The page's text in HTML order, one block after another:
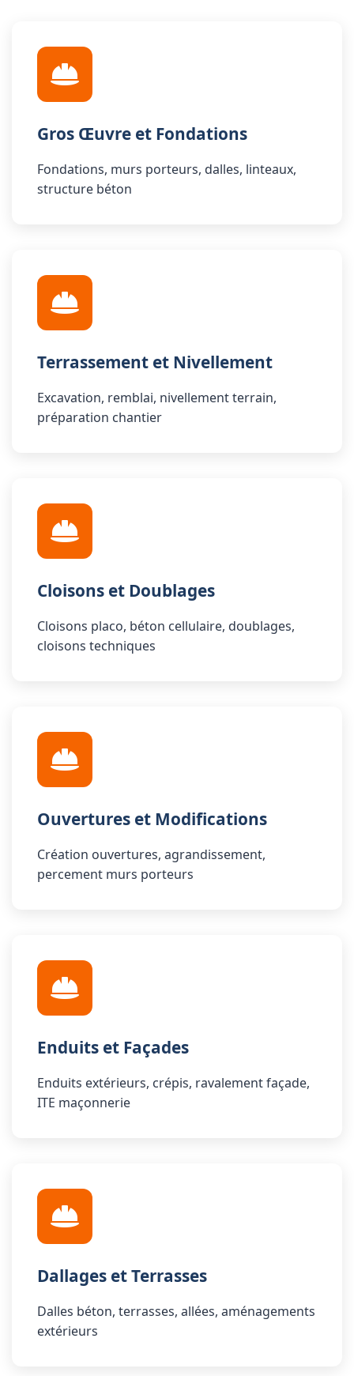
Gros Œuvre et Fondations
Fondations, murs porteurs, dalles, linteaux,
structure béton
Terrassement et Nivellement
Excavation, remblai, nivellement terrain,
préparation chantier
Cloisons et Doublages
Cloisons placo, béton cellulaire, doublages,
cloisons techniques
Ouvertures et Modifications
Création ouvertures, agrandissement,
percement murs porteurs
Enduits et Façades
Enduits extérieurs, crépis, ravalement façade,
ITE maçonnerie
Dallages et Terrasses
Dalles béton, terrasses, allées, aménagements
extérieurs